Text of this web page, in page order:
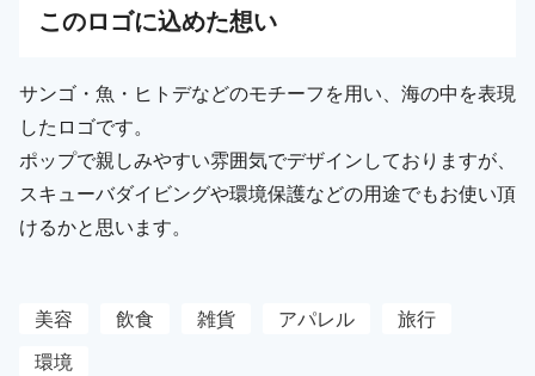
このロゴに込めた想い
サンゴ・魚・ヒトデなどのモチーフを用い、海の中を表現
したロゴです。
ポップで親しみやすい雰囲気でデザインしておりますが、
スキューバダイビングや環境保護などの用途でもお使い頂
けるかと思います。
美容 飲食 雑貨 アパレル
旅行
環境